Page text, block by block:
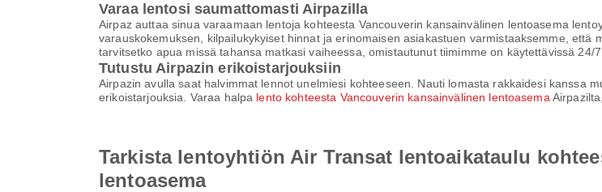
Varaa lentosi saumattomasti Airpazilla
Airpaz auttaa sinua varaamaan lentoja kohteesta Vancouverin kansainvälinen lentoasema
varauskokemuksen, kilpailukykyiset hinnat ja erinomaisen asiakastuen varmistaaksemme,
tarvitsetko apua missä tahansa matkasi vaiheessa, omistautunut tiimimme on käytettävissä 24/
Tutustu Airpazin erikoistarjouksiin
Airpazin avulla saat halvimmat lennot unelmiesi kohteeseen. Nauti lomasta rakkaidesi kanssa
erikoistarjouksia. Varaa halpa lento kohteesta Vancouverin kansainvälinen lentoasema
Tarkista lentoyhtiön Air Transat lentoaikataulu
lentoasema